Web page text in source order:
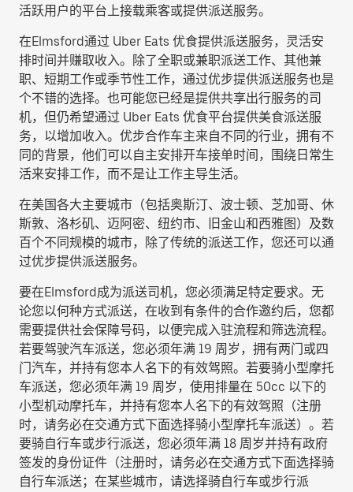
活跃用户的平台上接载乘客或提供派送服务。
在Elmsford通过 Uber Eats 优食提供派送服务，灵活安
排时间并赚取收入。除了全职或兼职派送工作、其他兼
职、短期工作或季节性工作，通过优步提供派送服务也是
个不错的选择。也可能您已经是提供共享出行服务的司
机，但仍希望通过 Uber Eats 优食平台提供美食派送服
务，以增加收入。优步合作车主来自不同的行业，拥有不
同的背景，他们可以自主安排开车接单时间，围绕日常生
活来安排工作，而不是让工作主导生活。
在美国各大主要城市（包括奥斯汀、波士顿、芝加哥、休
斯敦、洛杉矶、迈阿密、纽约市、旧金山和西雅图）及数
百个不同规模的城市，除了传统的派送工作，您还可以通
过优步提供派送服务。
要在Elmsford成为派送司机，您必须满足特定要求。无
论您以何种方式派送，在收到有条件的合作邀约后，您都
需要提供社会保障号码，以便完成入驻流程和筛选流程。
若要驾驶汽车派送，您必须年满 19 周岁，拥有两门或四
门汽车，并持有您本人名下的有效驾照。若要骑小型摩托
车派送，您必须年满 19 周岁，使用排量在 50cc 以下的
小型机动摩托车，并持有您本人名下的有效驾照（注册
时，请务必在交通方式下面选择骑小型摩托车派送）。若
要骑自行车或步行派送，您必须年满 18 周岁并持有政府
签发的身份证件（注册时，请务必在交通方式下面选择骑
自行车派送；在某些城市，请选择骑自行车或步行派